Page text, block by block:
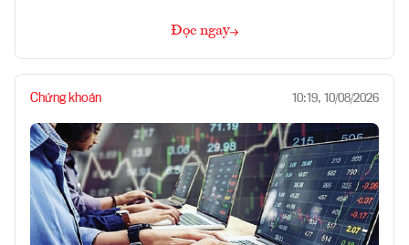
Đọc ngay
Chứng khoán 10:19, 10/08/2026